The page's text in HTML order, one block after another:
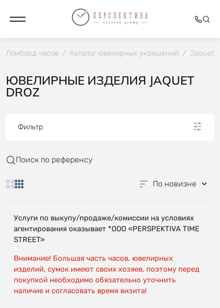
Ломбард часов / Каталог ювелирных украшений / Jaquet
ЮВЕЛИРНЫЕ ИЗДЕЛИЯ JAQUET
DROZ
Фильтр
Поиск по референсу
По новизне
Услуги по выкупу/продаже/комиссии на условиях
агентирования оказывает *OOO «PERSPEKTIVA TIME
STREET»
Внимание! Большая часть часов, ювелирных
изделий, сумок имеют своих хозяев, поэтому перед
покупкой необходимо обязательно уточнить
наличие и согласовать время визита!